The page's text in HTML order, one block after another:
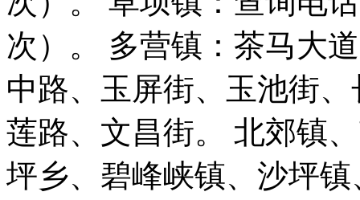
次）。 多营镇：茶马大
中路、玉屏街、玉池街
莲路、文昌街。 北郊镇
坪乡、碧峰峡镇、沙坪